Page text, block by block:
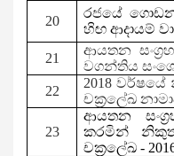
20
රජයේ
හිඟ ආදායම්
21
ආයතන
වගන්තිය
22
2018
චක්‍රලේඛ
23
ආයතන
කරමින්
චක්‍රලේඛ -